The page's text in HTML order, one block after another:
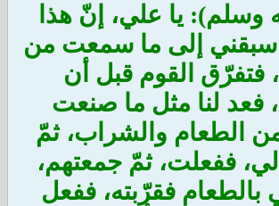
وسلم): يا علي، إنّ هذا
سبقني إلى ما سمعت من
فتفرّق القوم قبل أن
فعد لنا مثل ما صنعت
الطعام والشراب، ثمّ
ففعلت، ثمّ جمعتهم،
بالطعام فقرّبته، ففعل